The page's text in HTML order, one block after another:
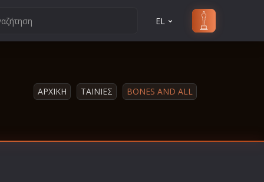
EL
ΑΡΧΙΚΗ ΤΑΙΝΙΕΣ BONES AND ALL